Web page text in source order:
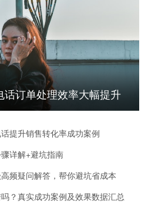
订单处理效率大幅提升
提升销售转化率成功案例
详解+避坑指南
频疑问解答，帮你避坑省成本
？真实成功案例及效果数据汇总